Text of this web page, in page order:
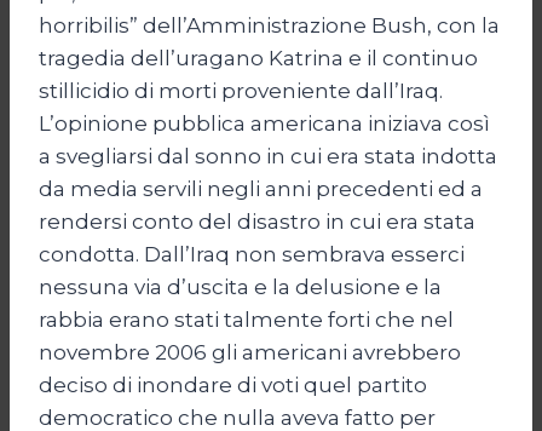
horribilis” dell’Amministrazione Bush, con la
tragedia dell’uragano Katrina e il continuo
stillicidio di morti proveniente dall’Iraq.
L’opinione pubblica americana iniziava così
a svegliarsi dal sonno in cui era stata indotta
da media servili negli anni precedenti ed a
rendersi conto del disastro in cui era stata
condotta. Dall’Iraq non sembrava esserci
nessuna via d’uscita e la delusione e la
rabbia erano stati talmente forti che nel
novembre 2006 gli americani avrebbero
deciso di inondare di voti quel partito
democratico che nulla aveva fatto per